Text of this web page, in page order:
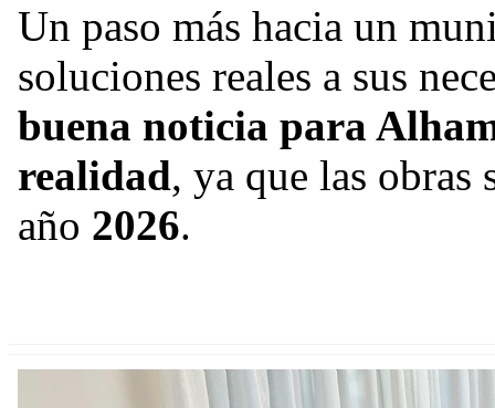
Un paso más hacia un
soluciones reales a sus
buena noticia para
realidad, ya que las obras
año 2026.